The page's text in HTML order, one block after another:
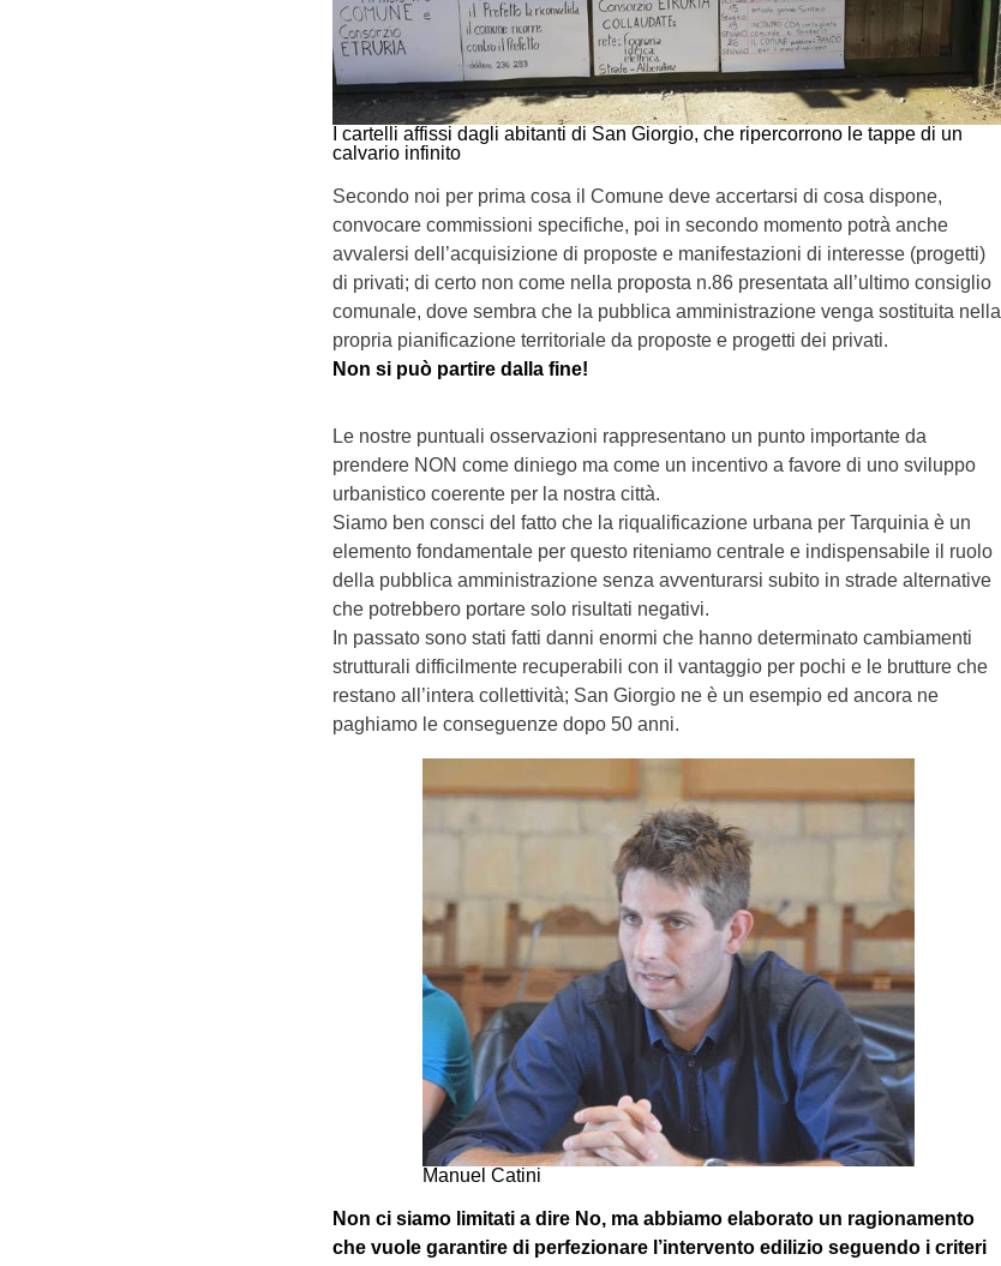
I cartelli affissi dagli abitanti di San Giorgio, che ripercorrono le tappe di un
calvario infinito
Secondo noi per prima cosa il Comune deve accertarsi di cosa dispone,
convocare commissioni specifiche, poi in secondo momento potrà anche
avvalersi dell’acquisizione di proposte e manifestazioni di interesse (progetti)
di privati; di certo non come nella proposta n.86 presentata all’ultimo consiglio
comunale, dove sembra che la pubblica amministrazione venga sostituita nella
propria pianificazione territoriale da proposte e progetti dei privati.
Non si può partire dalla fine!
Le nostre puntuali osservazioni rappresentano un punto importante da
prendere NON come diniego ma come un incentivo a favore di uno sviluppo
urbanistico coerente per la nostra città.
Siamo ben consci del fatto che la riqualificazione urbana per Tarquinia è un
elemento fondamentale per questo riteniamo centrale e indispensabile il ruolo
della pubblica amministrazione senza avventurarsi subito in strade alternative
che potrebbero portare solo risultati negativi.
In passato sono stati fatti danni enormi che hanno determinato cambiamenti
strutturali difficilmente recuperabili con il vantaggio per pochi e le brutture che
restano all’intera collettività; San Giorgio ne è un esempio ed ancora ne
paghiamo le conseguenze dopo 50 anni.
Manuel Catini
Non ci siamo limitati a dire No, ma abbiamo elaborato un ragionamento
che vuole garantire di perfezionare l’intervento edilizio seguendo i criteri